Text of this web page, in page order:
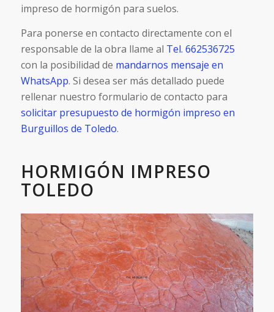
impreso de hormigón para suelos.
Para ponerse en contacto directamente con el
responsable de la obra llame al Tel. 662536725
con la posibilidad de mandarnos mensaje en
WhatsApp. Si desea ser más detallado puede
rellenar nuestro formulario de contacto para
solicitar presupuesto de hormigón impreso en
Burguillos de Toledo.
HORMIGÓN IMPRESO
TOLEDO